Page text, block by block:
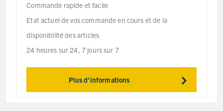
Commande rapide et facile
Etat actuel de vos commande en cours et de la
disponibilité des articles
24 heures sur 24, 7 jours sur 7
Plus d'informations